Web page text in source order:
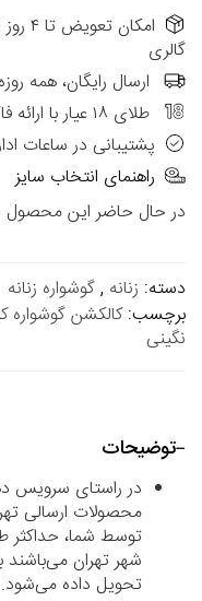
گالری
ارسال رایگان، همه
طلای ۱۸ عیار با ارائه فاکتور رسمی
پشتیبانی در ساعات
راهنمای انتخاب سایز
در حال حاضر این محصول
دسته: زنانه ,گوشواره زنانه
برچسب:کالکشن گوشواره
نگینی
توضیحات
در راستای سرویس
محصولات ارسالی
تحویل داده می‌شود.